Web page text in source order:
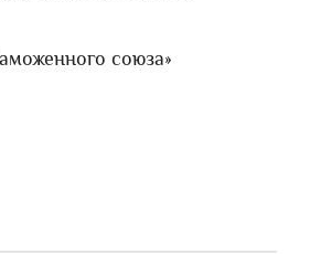
союза»